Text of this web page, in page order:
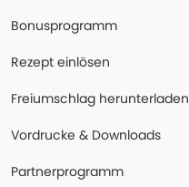
Bonusprogramm
Rezept einlösen
Freiumschlag herunterladen
Vordrucke & Downloads
Partnerprogramm